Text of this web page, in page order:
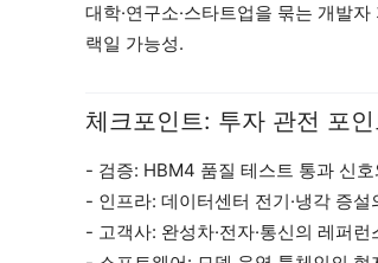
대학·연구소·스타트업을 묶는 개발
랙일 가능성.
체크포인트: 투자 관전 포
- 검증: HBM4 품질 테스트 통과 신
- 인프라: 데이터센터 전기·냉각 증설
- 고객사: 완성차·전자·통신의 레퍼런